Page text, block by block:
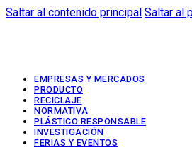
Saltar al contenido principal Saltar al
EMPRESAS Y MERCADOS
PRODUCTO
RECICLAJE
NORMATIVA
PLÁSTICO RESPONSABLE
INVESTIGACIÓN
FERIAS Y EVENTOS